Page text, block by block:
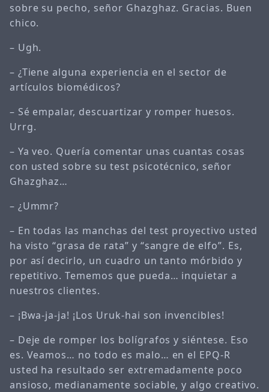
sobre su pecho, señor Ghazghaz. Gracias. Buen
chico.
– Ugh.
– ¿Tiene alguna experiencia en el sector de
artículos biomédicos?
– Sé empalar, descuartizar y romper huesos.
Urrg.
– Ya veo. Quería comentar unas cuantas cosas
con usted sobre su test psicotécnico, señor
Ghazghaz…
– ¿Ummr?
– En todas las manchas del test proyectivo usted
ha visto “grasa de rata” y “sangre de elfo”. Es,
por así decirlo, un cuadro un tanto mórbido y
repetitivo. Tememos que pueda… inquietar a
nuestros clientes.
– ¡Bwa-ja-ja! ¡Los Uruk-hai son invencibles!
– Deje de romper los bolígrafos y siéntese. Eso
es. Veamos… no todo es malo… en el EPQ-R
usted ha resultado ser extremadamente poco
ansioso, medianamente sociable, y algo creativo.